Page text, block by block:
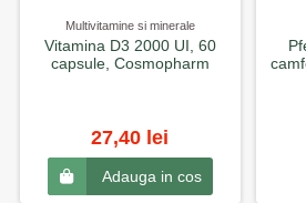
Multivitamine si minerale
Vitamina D3 2000 UI, 60
capsule, Cosmopharm
27,40 lei
Adauga in cos